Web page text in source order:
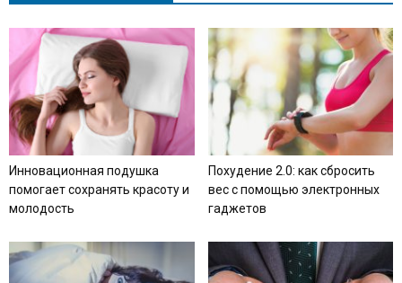
Инновационная подушка
помогает сохранять красоту и
молодость
Похудение 2.0: как сбросить
вес с помощью электронных
гаджетов